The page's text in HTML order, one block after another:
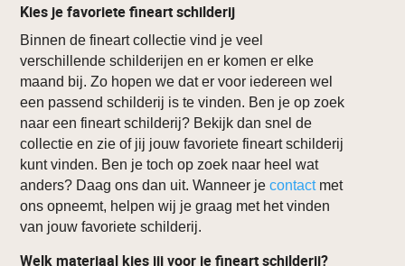
Kies je favoriete fineart schilderij
Binnen de fineart collectie vind je veel
verschillende schilderijen en er komen er elke
maand bij. Zo hopen we dat er voor iedereen wel
een passend schilderij is te vinden. Ben je op zoek
naar een fineart schilderij? Bekijk dan snel de
collectie en zie of jij jouw favoriete fineart schilderij
kunt vinden. Ben je toch op zoek naar heel wat
anders? Daag ons dan uit. Wanneer jecontactmet
ons opneemt, helpen wij je graag met het vinden
van jouw favoriete schilderij.
Welk materiaal kies jij voor je fineart schilderij?